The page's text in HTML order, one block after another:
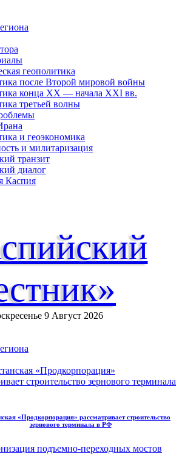
геополитика
после Второй мировой войны
конца XX — начала XXI вв.
третьей волны
и геоэкономика
и милитаризация
транзит
диалог
Каспия
9 Август 2026
«Продкорпорация» рассматривает строительство
зернового терминала в РФ